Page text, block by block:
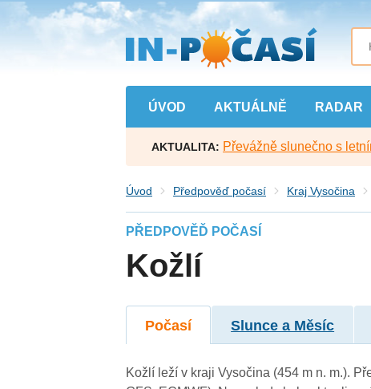
Přejít
na
hlavní
obsah
ÚVOD AKTUÁLNĚ RADAR
AKTUALITA: Převážně slunečno s
Úvod Předpověď počasí Kraj Vysočina
PŘEDPOVĚĎ POČASÍ
Kožlí
Počasí Slunce a Měsíc
Kožlí leží v kraji Vysočina (454 m n. m.).